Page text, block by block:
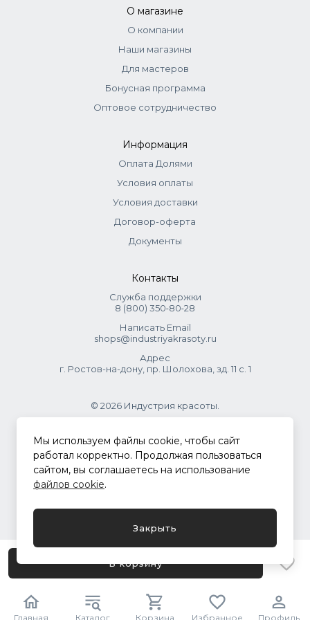
Главная Каталог Корзина Избранное Профиль
В корзину
Theonine, Arginine, Lysine, Glutamic Acid, Disodium EDTA.
О магазине
О компании
Наши магазины
Для мастеров
Бонусная программа
Оптовое сотрудничество
Информация
Оплата Долями
Условия оплаты
Условия доставки
Договор-оферта
Документы
Контакты
Служба поддержки
8 (800) 350‑80‑28
Написать Email
shops@industriyakrasoty.ru
Адрес
г. Ростов-на-дону, пр. Шолохова, зд. 11 с. 1
© 2026 Индустрия красоты.
.
Политика конфиденциальности
Мы используем файлы cookie, чтобы сайт
работал корректно. Продолжая пользоваться
сайтом, вы соглашаетесь на использование
файлов cookie.
Закрыть